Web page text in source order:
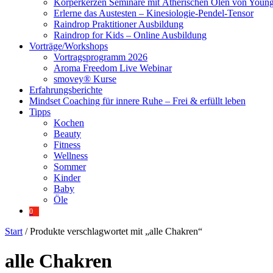
Erlerne das Austesten – Kinesiologie-Pendel-Tensor
Raindrop Praktitioner Ausbildung
Raindrop for Kids – Online Ausbildung
Vorträge/Workshops
Vortragsprogramm 2026
Aroma Freedom Live Webinar
smovey® Kurse
Erfahrungsberichte
Mindset Coaching für innere Ruhe – Frei & erfüllt leben
Tipps
Kochen
Beauty
Fitness
Wellness
Sommer
Kinder
Baby
Öle
0
Start / Produkte verschlagwortet mit „alle Chakren“
alle Chakren